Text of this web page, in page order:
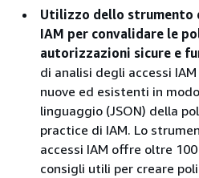
Utilizzo dello strumento
IAM per convalidare le
autorizzazioni sicure e
di analisi degli accessi
nuove ed esistenti in
linguaggio (JSON) della
practice di IAM. Lo
accessi IAM offre oltre
consigli utili per creare